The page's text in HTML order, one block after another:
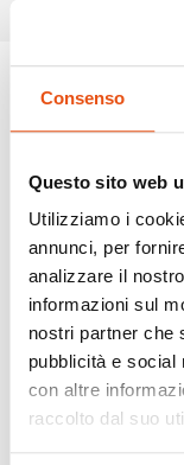
Consenso
Questo sito web
Utilizziamo i
annunci, per
analizzare il
informazioni sul
nostri partner che
pubblicità e social
con altre
raccolto dal suo